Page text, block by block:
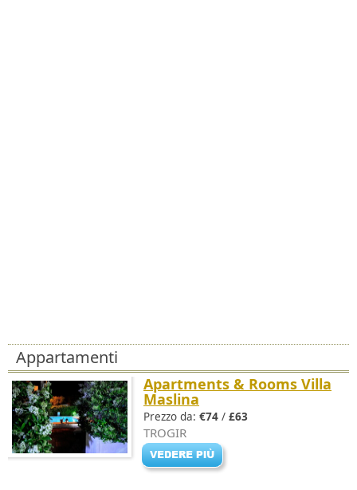
Appartamenti
Apartments & Rooms Villa
Maslina
Prezzo da: €74 / £63
TROGIR